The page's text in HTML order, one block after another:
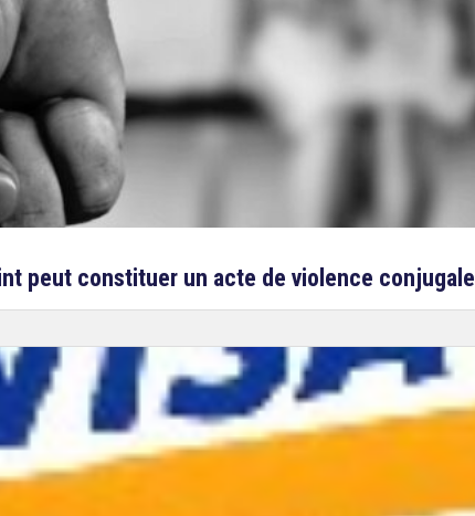
peut constituer un acte de violence conjugale